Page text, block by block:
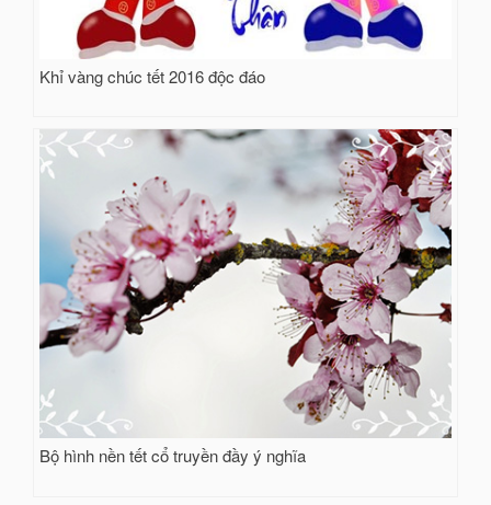
Khỉ vàng chúc tết 2016 độc đáo
Bộ hình nền tết cổ truyền đầy ý nghĩa